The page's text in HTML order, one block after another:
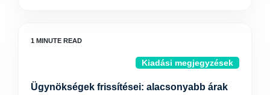
Kiadási megjegyzések
Ügynökségek frissítései: alacsonyabb árak